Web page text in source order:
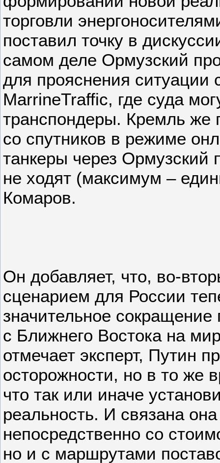
торговли
поставил точку в
самом деле Ормузский
для прояснения
MarrineTraffic, где суда
транспондеры. Кремль
со спутников в режиме
танкеры через Ормузский
не ходят (максимум –
Комаров.
Он добавляет, что, во-
сценарием для России
значительное
с Ближнего Востока на
отмечает эксперт, Путин
осторожности, но в то же
что так или иначе
реальность. И связана
непосредственно со
но и с маршрутами